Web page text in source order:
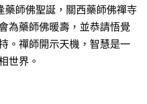
藥師佛聖誕，關西藥師佛禪寺
為藥師佛暖壽，並恭請悟覺
。禪師開示天機，智慧是一
世界。